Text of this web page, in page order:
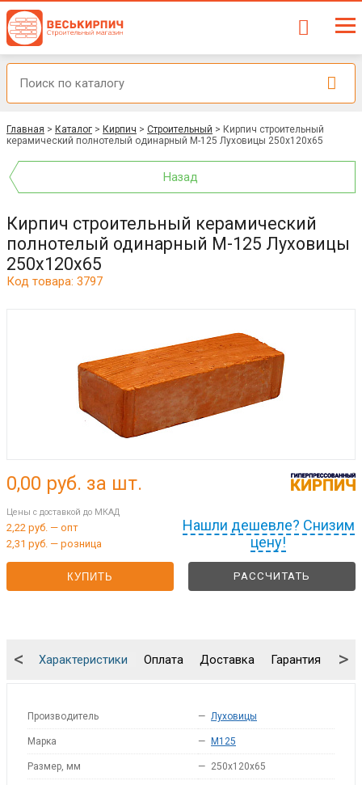
Главная > Каталог > Кирпич > Строительный > Кирпич строительный
керамический полнотелый одинарный М-125 Луховицы 250x120x65
Назад
Кирпич строительный керамический
полнотелый одинарный М-125 Луховицы
250x120x65
Код товара: 3797
Нашли дешевле? Снизим
цену!
0,00 руб. за шт.
Цены с доставкой до МКАД
2,22 руб. — опт
2,31 руб. — розница
КУПИТЬ РАССЧИТАТЬ
Характеристики Оплата Доставка Гарантия
< >
Производитель — Луховицы
Марка — M125
Размер, мм — 250x120x65